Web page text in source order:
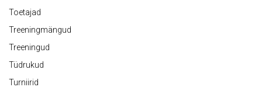
Toetajad
Treeningmängud
Treeningud
Tüdrukud
Turniirid